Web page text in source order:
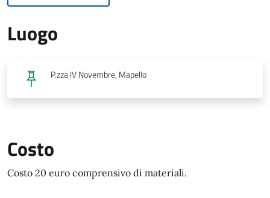
Luogo
P.zza IV Novembre, Mapello
Costo
Costo 20 euro comprensivo di materiali.